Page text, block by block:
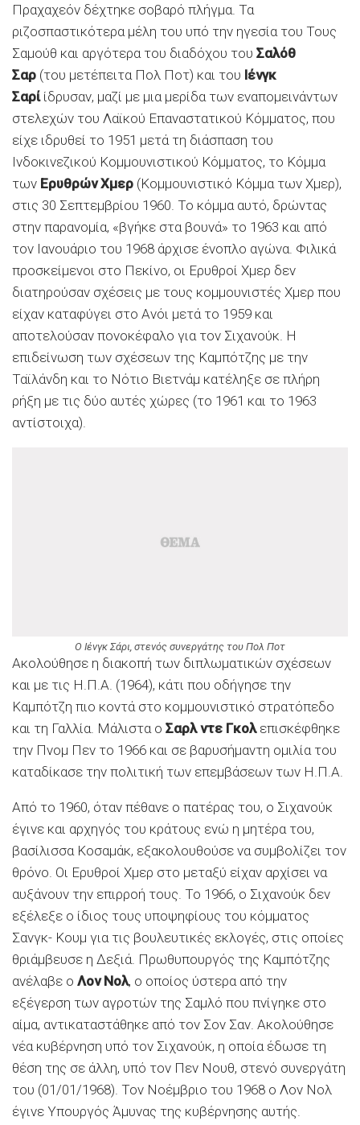
Πραχαχεόν δέχτηκε σοβαρό πλήγμα. Τα
ριζοσπαστικότερα μέλη του υπό την ηγεσία του Τους
Σαμούθ και αργότερα του διαδόχου του Σαλόθ
Σαρ (του μετέπειτα Πολ Ποτ) και του Ιένγκ
Σαρίίδρυσαν, μαζί με μια μερίδα των εναπομεινάντων
στελεχών του Λαϊκού Επαναστατικού Κόμματος, που
είχε ιδρυθεί το 1951 μετά τη διάσπαση του
Ινδοκινεζικού Κομμουνιστικού Κόμματος, το Κόμμα
των Ερυθρών Χμερ (Κομμουνιστικό Κόμμα των Χμερ),
στις 30 Σεπτεμβρίου 1960. Το κόμμα αυτό, δρώντας
στην παρανομία, «βγήκε στα βουνά» το 1963 και από
τον Ιανουάριο του 1968 άρχισε ένοπλο αγώνα. Φιλικά
προσκείμενοι στο Πεκίνο, οι Ερυθροί Χμερ δεν
διατηρούσαν σχέσεις με τους κομμουνιστές Χμερ που
είχαν καταφύγει στο Ανόι μετά το 1959 και
αποτελούσαν πονοκέφαλο για τον Σιχανούκ. Η
επιδείνωση των σχέσεων της Καμπότζης με την
Ταϊλάνδη και το Νότιο Βιετνάμ κατέληξε σε πλήρη
ρήξη με τις δύο αυτές χώρες (το 1961 και το 1963
αντίστοιχα).
Ο Ιένγκ Σάρι, στενός συνεργάτης του Πολ Ποτ
Ακολούθησε η διακοπή των διπλωματικών σχέσεων
και με τις Η.Π.Α. (1964), κάτι που οδήγησε την
Καμπότζη πιο κοντά στο κομμουνιστικό στρατόπεδο
και τη Γαλλία. Μάλιστα ο Σαρλ ντε Γκολεπισκέφθηκε
την Πνομ Πεν το 1966 και σε βαρυσήμαντη ομιλία του
καταδίκασε την πολιτική των επεμβάσεων των Η.Π.Α.
Από το 1960, όταν πέθανε ο πατέρας του, ο Σιχανούκ
έγινε και αρχηγός του κράτους ενώ η μητέρα του,
βασίλισσα Κοσαμάκ, εξακολουθούσε να συμβολίζει τον
θρόνο. Οι Ερυθροί Χμερ στο μεταξύ είχαν αρχίσει να
αυξάνουν την επιρροή τους. Το 1966, ο Σιχανούκ δεν
εξέλεξε ο ίδιος τους υποψηφίους του κόμματος
Σανγκ- Κουμ για τις βουλευτικές εκλογές, στις οποίες
θριάμβευσε η Δεξιά. Πρωθυπουργός της Καμπότζης
ανέλαβε ο Λον Νολ, ο οποίος ύστερα από την
εξέγερση των αγροτών της Σαμλό που πνίγηκε στο
αίμα, αντικαταστάθηκε από τον Σον Σαν. Ακολούθησε
νέα κυβέρνηση υπό τον Σιχανούκ, η οποία έδωσε τη
θέση της σε άλλη, υπό τον Πεν Νουθ, στενό συνεργάτη
του (01/01/1968). Τον Νοέμβριο του 1968 ο Λον Νολ
έγινε Υπουργός Άμυνας της κυβέρνησης αυτής.